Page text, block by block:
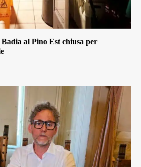
al Pino Est chiusa per